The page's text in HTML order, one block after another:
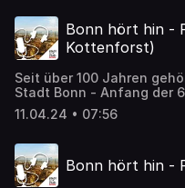
dieser Folge hinter die
Feuerwehr.
Architekt Stefan
Löcherbach.Bonn hört hin -
Kottenforst)
Seit über 100 Jahren
Stadt Bonn - Anfang der
Wildgehege mit Damwild
Generationen sind die
Möglichkeiten der
dieser Folge
Löcherbach.
11.04.24 • 07:56
Bonn hört hin -